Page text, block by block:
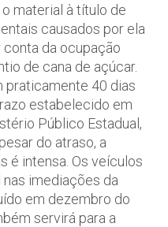
material à título de
causados por ela
conta da ocupação
de cana de açúcar.
praticamente 40 dias
estabelecido em
Público Estadual,
do atraso, a
é intensa. Os veículos
imediações da
em dezembro do
servirá para a